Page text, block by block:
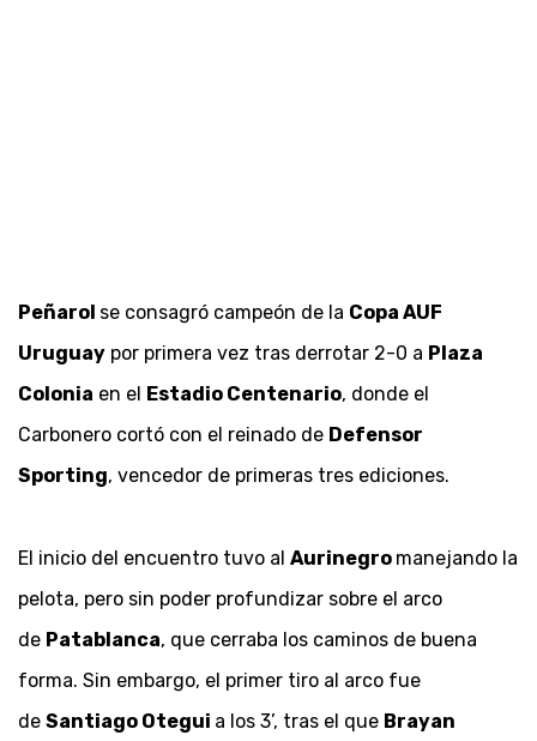
Peñarol se consagró campeón de la Copa AUF
Uruguay por primera vez tras derrotar 2-0 a Plaza
Colonia en el Estadio Centenario, donde el
Carbonero cortó con el reinado de Defensor
Sporting, vencedor de primeras tres ediciones.
El inicio del encuentro tuvo al Aurinegro manejando la
pelota, pero sin poder profundizar sobre el arco
de Patablanca, que cerraba los caminos de buena
forma. Sin embargo, el primer tiro al arco fue
de Santiago Otegui a los 3’, tras el que Brayan